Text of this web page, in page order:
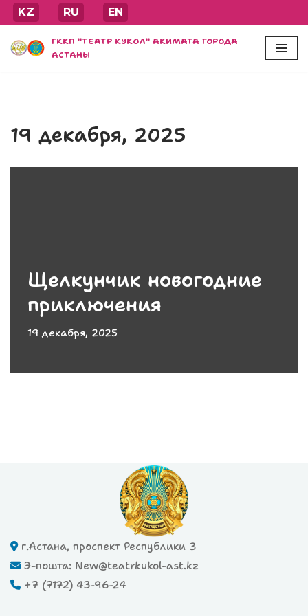
Перейти
к
содержимому
KZ RU EN
ГККП "ТЕАТР КУКОЛ" АКИМАТА ГОРОДА
АСТАНЫ
19 декабря, 2025
Щелкунчик новогодние
приключения
19 декабря, 2025
г.Астана, проспект Республики 3
Э-пошта: New@teatrkukol-ast.kz
+7 (7172) 43-96-24